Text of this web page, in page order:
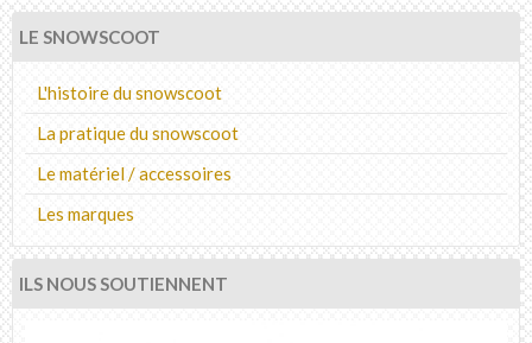
LE SNOWSCOOT
L'histoire du snowscoot
La pratique du snowscoot
Le matériel / accessoires
Les marques
ILS NOUS SOUTIENNENT